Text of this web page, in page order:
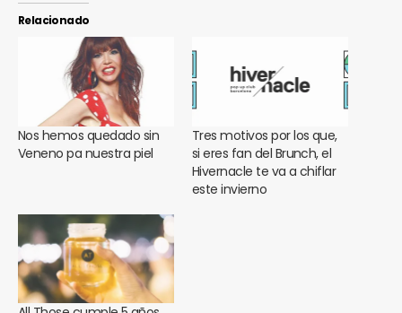
Relacionado
Nos hemos quedado sin
Veneno pa nuestra piel
Tres motivos por los que,
si eres fan del Brunch, el
Hivernacle te va a chiflar
este invierno